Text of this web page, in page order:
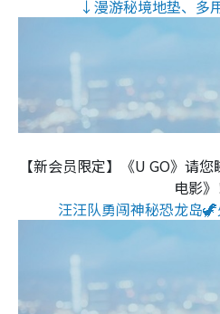
↓漫游秘境地垫、多
【新会员限定】《U GO》请
电影》
汪汪队勇闯神秘恐龙岛